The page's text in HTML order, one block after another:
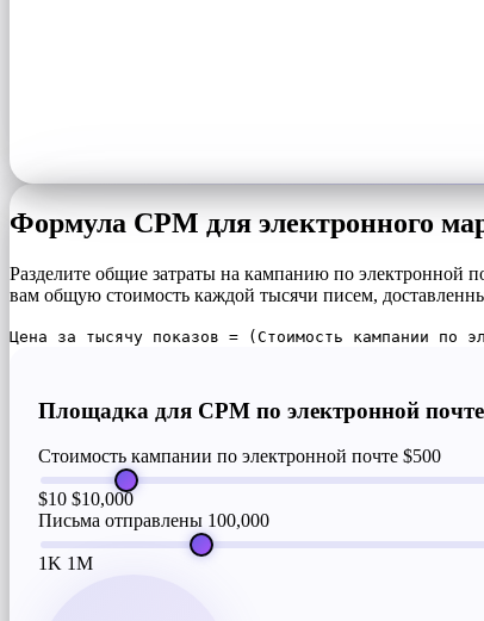
Формула CPM для электронного
Разделите общие затраты на кампанию по электронной
вам общую стоимость каждой тысячи писем,
Цена за тысячу показов = (Стоимость кампании по
Площадка для CPM по электронной почте
Стоимость кампании по электронной почте $500
$10 $10,000
Письма отправлены 100,000
1K 1M